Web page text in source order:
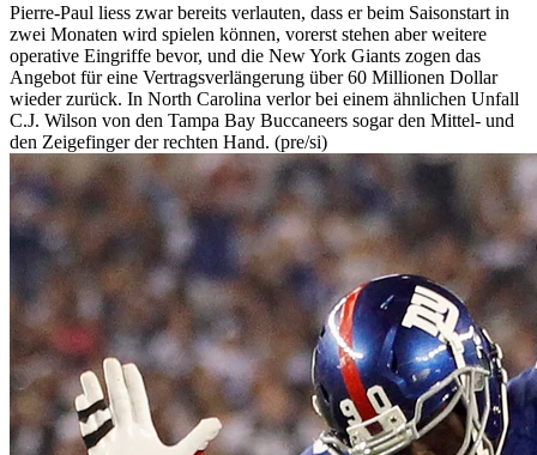
Pierre-Paul liess zwar bereits verlauten, dass er beim Saisonstart in
zwei Monaten wird spielen können, vorerst stehen aber weitere
operative Eingriffe bevor, und die New York Giants zogen das
Angebot für eine Vertragsverlängerung über 60 Millionen Dollar
wieder zurück. In North Carolina verlor bei einem ähnlichen Unfall
C.J. Wilson von den Tampa Bay Buccaneers sogar den Mittel- und
den Zeigefinger der rechten Hand. (pre/si)